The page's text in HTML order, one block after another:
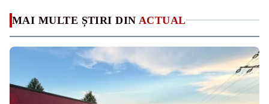
MAI MULTE ȘTIRI DIN ACTUAL